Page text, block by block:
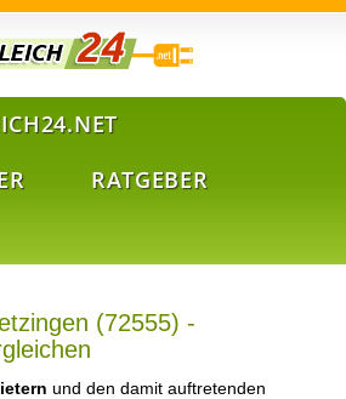
RATGEBER
(72555) -
und den damit auftretenden